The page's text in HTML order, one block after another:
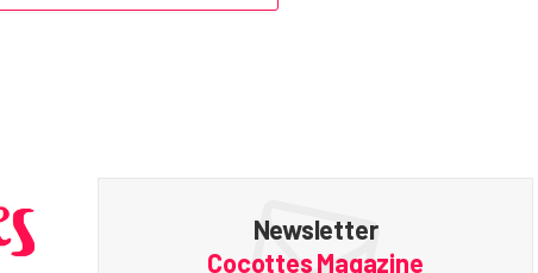
Newsletter
Cocottes Magazine